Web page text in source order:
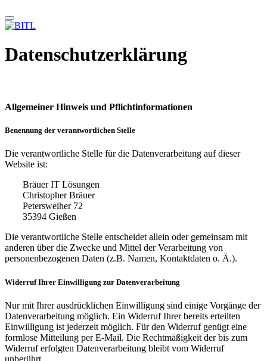
Datenschutzerklärung
Allgemeiner Hinweis und Pflichtinformationen
Benennung der verantwortlichen Stelle
Die verantwortliche Stelle für die Datenverarbeitung auf dieser
Website ist:
Bräuer IT Lösungen
Christopher Bräuer
Petersweiher 72
35394 Gießen
Die verantwortliche Stelle entscheidet allein oder gemeinsam mit
anderen über die Zwecke und Mittel der Verarbeitung von
personenbezogenen Daten (z.B. Namen, Kontaktdaten o. Ä.).
Widerruf Ihrer Einwilligung zur Datenverarbeitung
Nur mit Ihrer ausdrücklichen Einwilligung sind einige Vorgänge der
Datenverarbeitung möglich. Ein Widerruf Ihrer bereits erteilten
Einwilligung ist jederzeit möglich. Für den Widerruf genügt eine
formlose Mitteilung per E-Mail. Die Rechtmäßigkeit der bis zum
Widerruf erfolgten Datenverarbeitung bleibt vom Widerruf
unberührt.